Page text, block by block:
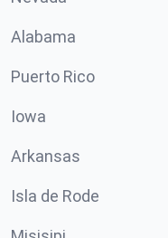
Alabama
Puerto Rico
Iowa
Arkansas
Isla de Rode